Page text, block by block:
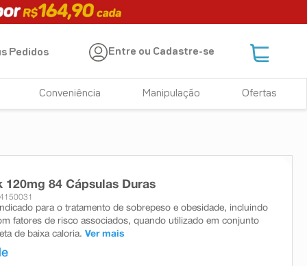
Pedidos Entre ou Cadastre-se
Conveniência Manipulação Ofertas
120mg 84 Cápsulas Duras
para o tratamento de sobrepeso e obesidade, incluindo
fatores de risco associados, quando utilizado em conjunto
de baixa caloria. Ver mais